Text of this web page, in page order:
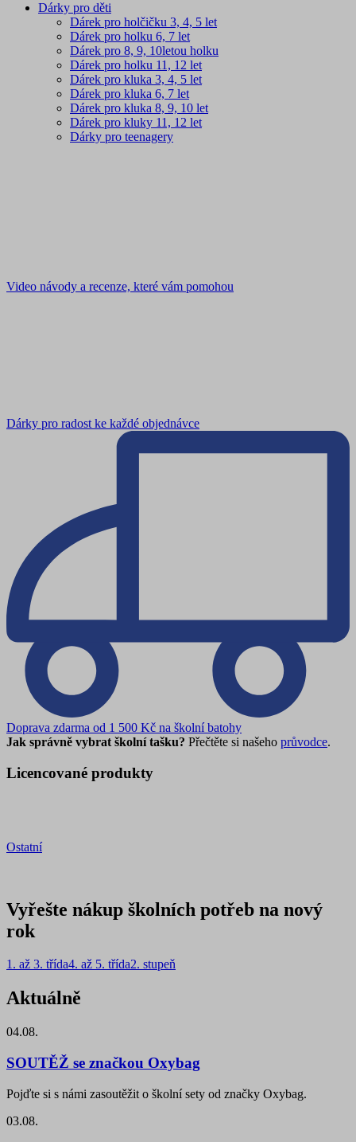
Dárky pro děti
Dárek pro holčičku 3, 4, 5 let
Dárek pro holku 6, 7 let
Dárek pro 8, 9, 10letou holku
Dárek pro holku 11, 12 let
Dárek pro kluka 3, 4, 5 let
Dárek pro kluka 6, 7 let
Dárek pro kluka 8, 9, 10 let
Dárek pro kluky 11, 12 let
Dárky pro teenagery
Video návody a recenze, které vám pomohou
Dárky pro radost ke každé objednávce
Doprava zdarma od 1 500 Kč na školní batohy
Jak správně vybrat školní tašku? Přečtěte si našeho průvodce.
Licencované produkty
Ostatní
Vyřešte nákup školních potřeb na nový
rok
1. až 3. třída4. až 5. třída2. stupeň
Aktuálně
04.08.
SOUTĚŽ se značkou Oxybag
Pojďte si s námi zasoutěžit o školní sety od značky Oxybag.
03.08.